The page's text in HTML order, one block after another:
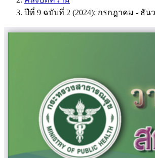
ปีที่ 9 ฉบับที่ 2 (2024): กรกฎาคม - ธัน